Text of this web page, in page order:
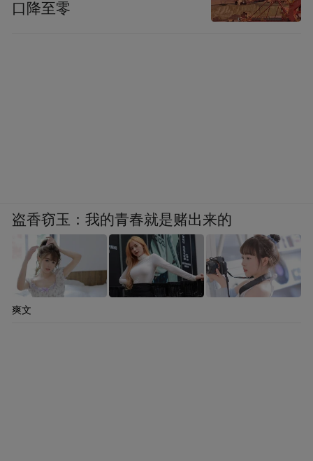
口降至零
盗香窃玉：我的青春就是赌出来的
爽文